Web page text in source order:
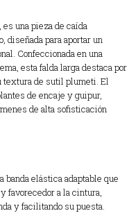
una pieza de caída
diseñada para aportar un
Confeccionada en una
esta falda larga destaca por
textura de sutil plumeti. El
de encaje y guipur,
de alta sofisticación
banda elástica adaptable que
favorecedor a la cintura,
y facilitando su puesta.